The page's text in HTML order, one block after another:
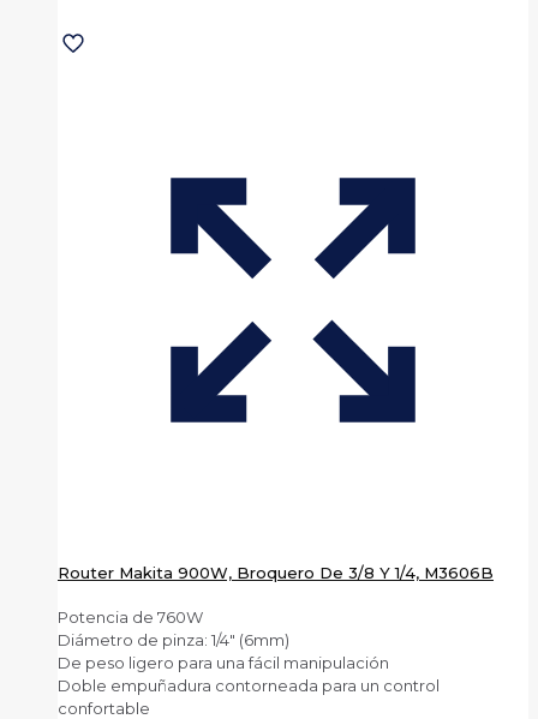
Router Makita 900W, Broquero De 3/8 Y 1/4, M3606B
Potencia de 760W
Diámetro de pinza: 1/4″ (6mm)
De peso ligero para una fácil manipulación
Doble empuñadura contorneada para un control
confortable